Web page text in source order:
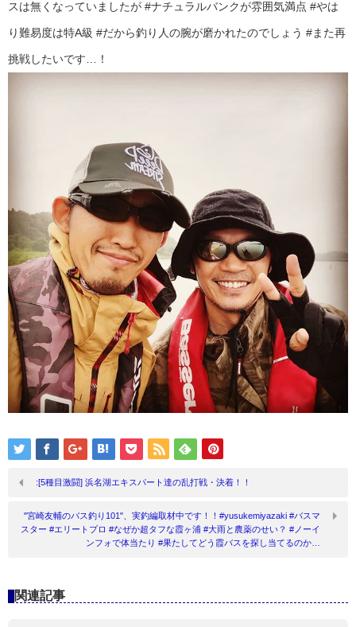
スは無くなっていましたが #ナチュラルバンクが雰囲気満点 #やは
り難易度は特A級 #だから釣り人の腕が磨かれたのでしょう #また再
挑戦したいです…！
:[5種目激闘] 浜名湖エキスパート達の乱打戦・決着！！
"宮崎友輔のバス釣り101"、実釣編取材中です！！#yusukemiyazaki #バスマ
スター #エリートプロ #なぜか超タフな霞ヶ浦 #大雨と農薬のせい？ #ノーイ
ンフォで体当たり #果たしてどう霞バスを探し当てるのか…
関連記事